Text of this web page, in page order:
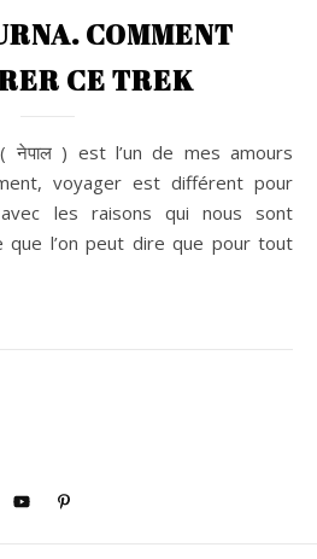
COMMENT
CE TREK
voyager est différent pour
avec les raisons qui nous sont
que l’on peut dire que pour tout